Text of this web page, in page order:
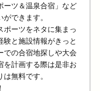
ーツ＆温泉合宿」など
できます。
ポーツをネタに集まっ
と施設情報がきっと
での合宿地探しや大会
を計画する際は是非お
無料です。